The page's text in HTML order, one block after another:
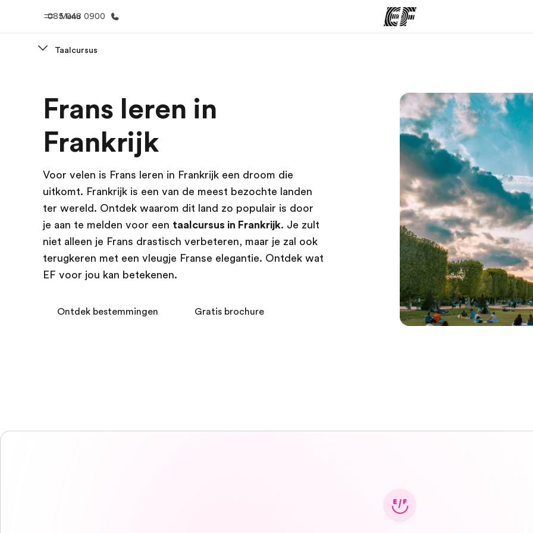
Menu
085 048 0900
Welkom bij EF Bekijk alles dat we doen Vind een kantoor
Taalcursus
Frans leren in
Frankrijk
Voor velen is Frans leren in Frankrijk een droom die
uitkomt. Frankrijk is een van de meest bezochte landen
ter wereld. Ontdek waarom dit land zo populair is door
je aan te melden voor een taalcursus in Frankrijk. Je zult
niet alleen je Frans drastisch verbeteren, maar je zal ook
terugkeren met een vleugje Franse elegantie. Ontdek wat
EF voor jou kan betekenen.
Ontdek bestemmingen Gratis brochure